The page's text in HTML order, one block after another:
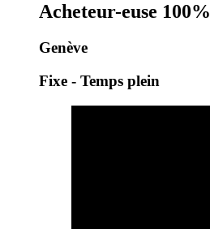
Acheteur-euse 100%
Genève
Fixe - Temps plein